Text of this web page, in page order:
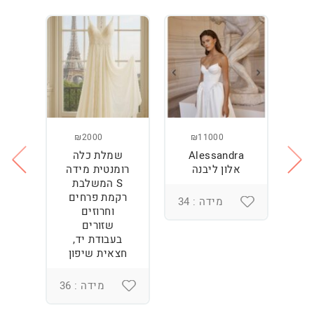
₪11000
Alessandra
אלון ליבנה
מידה : 34
₪2000
שמלת כלה
רומנטית מידה
S המשלבת
רקמת פרחים
וחרוזים
שזורים
בעבודת יד,
חצאית שיפון
מידה : 36